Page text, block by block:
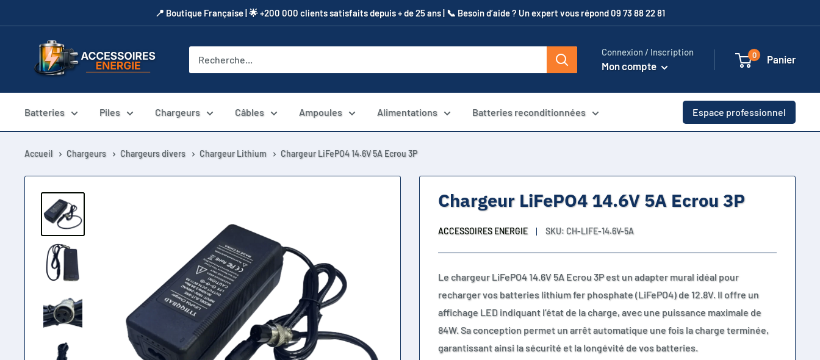
au
​📍​ Boutique Française | 🌟 +200 000 clients satisfaits depuis + de 25 ans | 📞​ Besoin d’aide ? Un expert vous répond 09 73 88 22 81
Accessoires
Energie
Connexion / Inscription
Mon compte
0 Panier
Batteries Piles Chargeurs Câbles Ampoules Alimentations Batteries reconditionnées Espace professionnel
Accueil Chargeurs Chargeurs divers Chargeur Lithium Chargeur LiFePO4 14.6V 5A Ecrou 3P
Chargeur LiFePO4 14.6V 5A Ecrou 3P
ACCESSOIRES ENERGIE SKU: CH-LIFE-14.6V-5A
Le chargeur LiFePO4 14.6V 5A Ecrou 3P est un adapter mural idéal pour
recharger vos batteries lithium fer phosphate (LiFePO4) de 12.8V. Il offre un
affichage LED indiquant l’état de la charge, avec une puissance maximale de
84W. Sa conception permet un arrêt automatique une fois la charge terminée,
garantissant ainsi la sécurité et la longévité de vos batteries.